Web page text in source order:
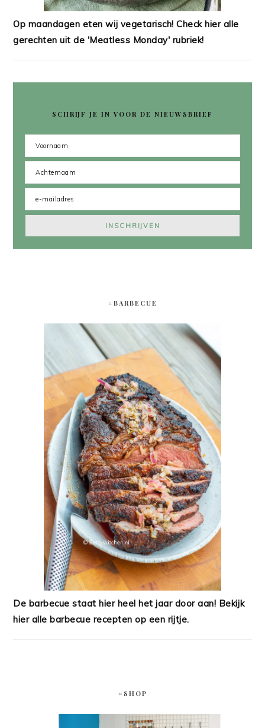
Op maandagen eten wij vegetarisch! Check hier alle
gerechten uit de 'Meatless Monday' rubriek!
SCHRIJF JE IN VOOR DE NIEUWSBRIEF
#BARBECUE
De barbecue staat hier heel het jaar door aan! Bekijk
hier alle barbecue recepten op een rijtje.
#SHOP